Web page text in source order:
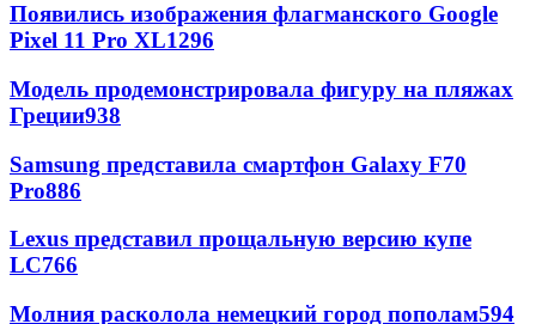
Появились изображения флагманского Google
Pixel 11 Pro XL1296
Модель продемонстрировала фигуру на пляжах
Греции938
Samsung представила смартфон Galaxy F70
Pro886
Lexus представил прощальную версию купе
LC766
Молния расколола немецкий город пополам594